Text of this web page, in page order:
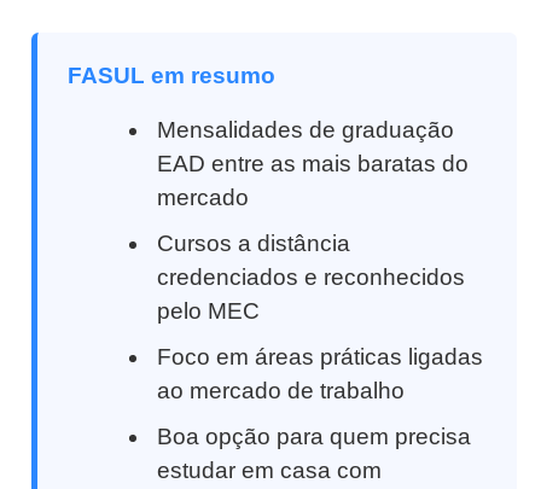
FASUL em resumo
Mensalidades de graduação
EAD entre as mais baratas do
mercado
Cursos a distância
credenciados e reconhecidos
pelo MEC
Foco em áreas práticas ligadas
ao mercado de trabalho
Boa opção para quem precisa
estudar em casa com